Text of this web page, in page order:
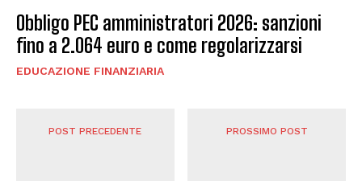
Obbligo PEC amministratori 2026: sanzioni
fino a 2.064 euro e come regolarizzarsi
EDUCAZIONE FINANZIARIA
POST PRECEDENTE PROSSIMO POST